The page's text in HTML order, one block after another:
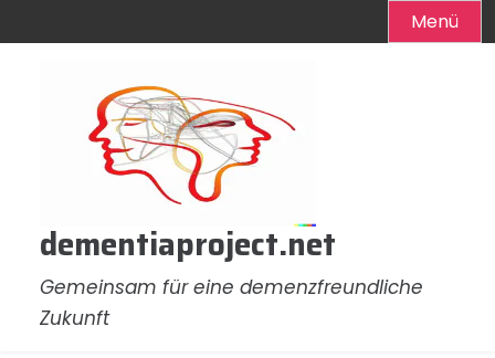
Menü
dementiaproject.net
Gemeinsam für eine demenzfreundliche
Zukunft